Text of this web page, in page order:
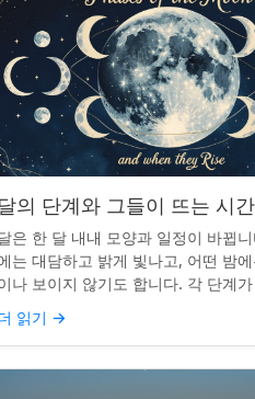
달의 단계와 그들이 뜨는 시간
은 한 달 내내 모양과 일정이 바뀝
는 대담하고 밝게 빛나고, 어떤 밤
나 보이지 않기도 합니다. 각 단계
나는 시기를 궁금해한 적이 있다면, 혼
. 사실 그 타...
읽기 →